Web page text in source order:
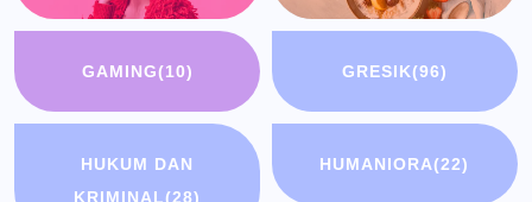
GAMING(10) GRESIK(96)
HUKUM DAN
KRIMINAL(28)
HUMANIORA(22)